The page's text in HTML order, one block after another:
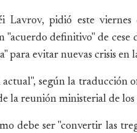
Lavrov, pidió este
definitivo" de cese
para evitar nuevas crisis en
según la traducción
la reunión ministerial de
debe ser "convertir las